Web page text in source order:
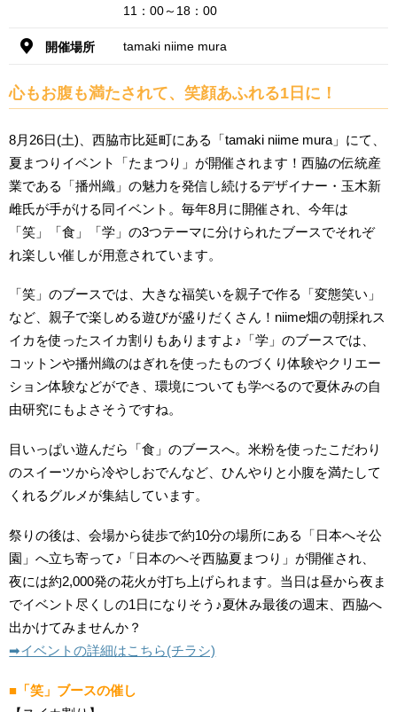
11：00～18：00
開催場所 tamaki niime mura
心もお腹も満たされて、笑顔あふれる1日に！
8月26日(土)、西脇市比延町にある「tamaki niime mura」にて、
夏まつりイベント「たまつり」が開催されます！西脇の伝統産
業である「播州織」の魅力を発信し続けるデザイナー・玉木新
雌氏が手がける同イベント。毎年8月に開催され、今年は
「笑」「食」「学」の3つテーマに分けられたブースでそれぞ
れ楽しい催しが用意されています。
「笑」のブースでは、大きな福笑いを親子で作る「変態笑い」
など、親子で楽しめる遊びが盛りだくさん！niime畑の朝採れス
イカを使ったスイカ割りもありますよ♪「学」のブースでは、
コットンや播州織のはぎれを使ったものづくり体験やクリエー
ション体験などができ、環境についても学べるので夏休みの自
由研究にもよさそうですね。
目いっぱい遊んだら「食」のブースへ。米粉を使ったこだわり
のスイーツから冷やしおでんなど、ひんやりと小腹を満たして
くれるグルメが集結しています。
祭りの後は、会場から徒歩で約10分の場所にある「日本へそ公
園」へ立ち寄って♪「日本のへそ西脇夏まつり」が開催され、
夜には約2,000発の花火が打ち上げられます。当日は昼から夜ま
でイベント尽くしの1日になりそう♪夏休み最後の週末、西脇へ
出かけてみませんか？
➡︎イベントの詳細はこちら(チラシ)
■「笑」ブースの催し